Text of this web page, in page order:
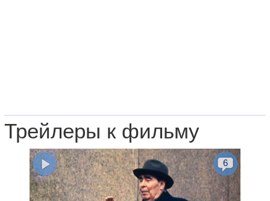
Трейлеры к фильму
6